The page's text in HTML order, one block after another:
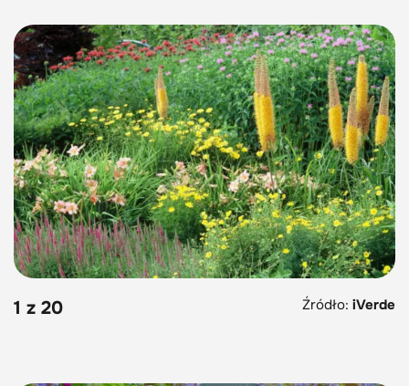
1 z 20 Źródło: iVerde